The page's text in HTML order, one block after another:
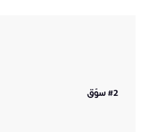
#2 سوّق